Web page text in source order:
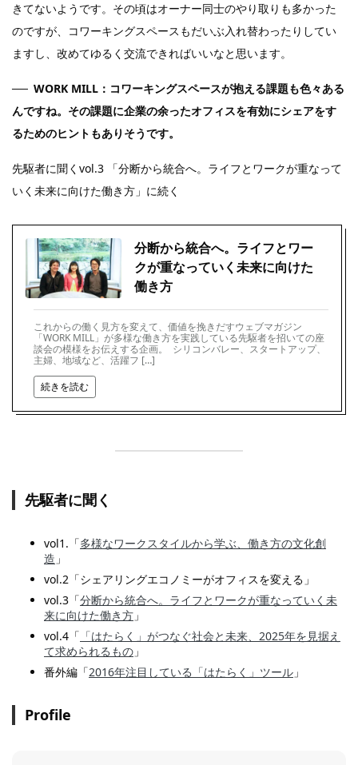
きてないようです。その頃はオーナー同士のやり取りも多かった
のですが、コワーキングスペースもだいぶ入れ替わったりしてい
ますし、改めてゆるく交流できればいいなと思います。
WORK MILL：コワーキングスペースが抱える課題も色々ある
んですね。その課題に企業の余ったオフィスを有効にシェアをす
るためのヒントもありそうです。
先駆者に聞くvol.3 「分断から統合へ。ライフとワークが重なって
いく未来に向けた働き方」に続く
分断から統合へ。ライフとワー
クが重なっていく未来に向けた
働き方
これからの働く見方を変えて、価値を挽きだすウェブマガジン
「WORK MILL」が多様な働き方を実践している先駆者を招いての座
談会の模様をお伝えする企画。 シリコンバレー、スタートアップ、
主婦、地域など、活躍フ […]
続きを読む
先駆者に聞く
vol1.「多様なワークスタイルから学ぶ、働き方の文化創
造 」
vol.2「シェアリングエコノミーがオフィスを変える」
vol.3「分断から統合へ。ライフとワークが重なっていく未
来に向けた働き方 」
vol.4「 「はたらく」がつなぐ社会と未来、2025年を見据え
て求められるもの 」
番外編「2016年注目している「はたらく」ツール 」
Profile